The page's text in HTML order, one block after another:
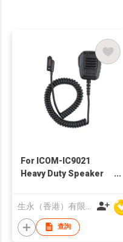
For ICOM-IC9021
Heavy Duty Speaker
查詢